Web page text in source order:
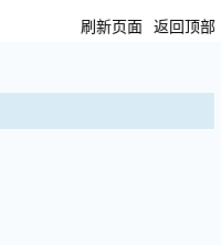
刷新页面 返回顶部